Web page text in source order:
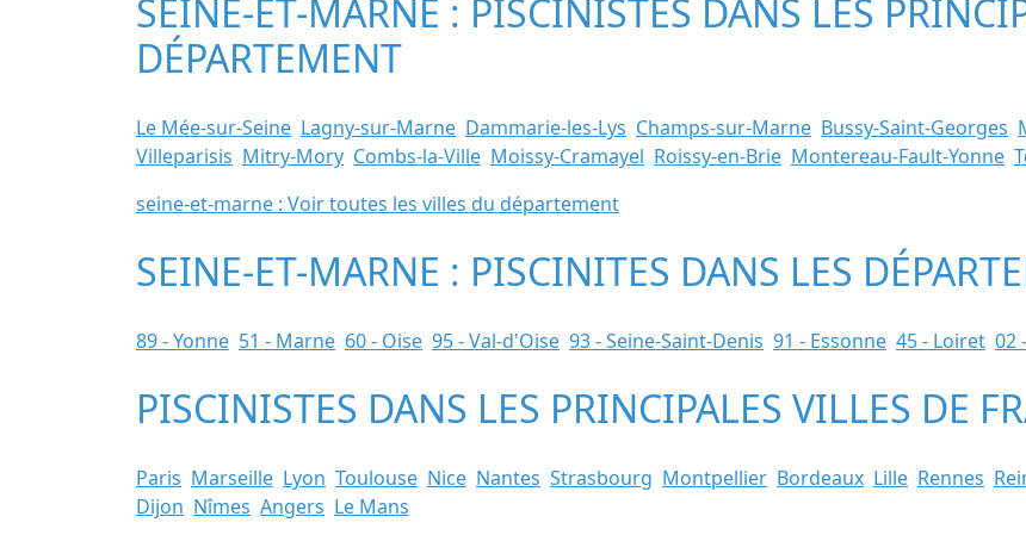
SEINE-ET-MARNE : PISCINISTES DANS LES
DÉPARTEMENT
Le Mée-sur-Seine Lagny-sur-Marne Dammarie-les-Lys Champs-sur-Marne Bussy-Saint-Georges
Villeparisis Mitry-Mory Combs-la-Ville Moissy-Cramayel Roissy-en-Brie Montereau-Fault-Yonne
seine-et-marne : Voir toutes les villes du département
SEINE-ET-MARNE : PISCINITES DANS LES
89 - Yonne 51 - Marne 60 - Oise 95 - Val-d'Oise 93 - Seine-Saint-Denis 91 - Essonne 45 - Loiret 02
PISCINISTES DANS LES PRINCIPALES VILLES DE
Paris Marseille Lyon Toulouse Nice Nantes Strasbourg Montpellier Bordeaux Lille Rennes
Dijon Nîmes Angers Le Mans